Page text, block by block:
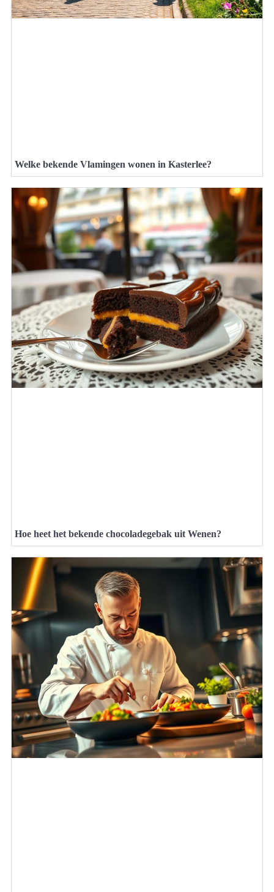
Welke bekende Vlamingen wonen in Kasterlee?
Hoe heet het bekende chocoladegebak uit Wenen?